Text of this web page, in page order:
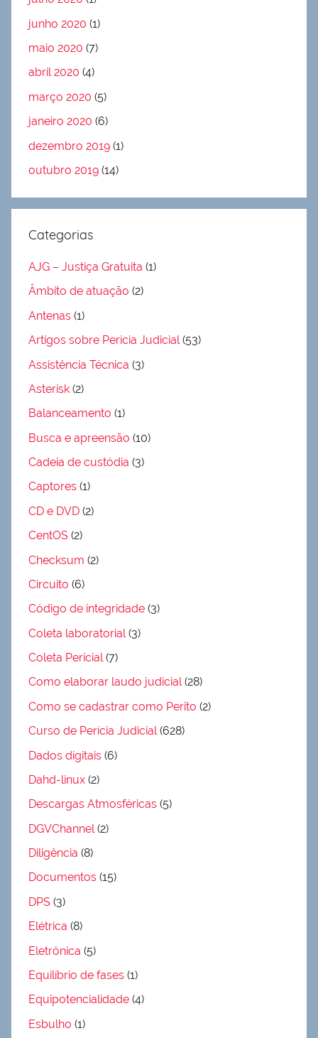
junho 2020 (1)
maio 2020 (7)
abril 2020 (4)
março 2020 (5)
janeiro 2020 (6)
dezembro 2019 (1)
outubro 2019 (14)
Categorias
AJG – Justiça Gratuita (1)
Âmbito de atuação (2)
Antenas (1)
Artigos sobre Perícia Judicial(53)
Assistência Técnica (3)
Asterisk (2)
Balanceamento (1)
Busca e apreensão (10)
Cadeia de custódia (3)
Captores (1)
CD e DVD (2)
CentOS (2)
Checksum (2)
Circuito (6)
Código de integridade (3)
Coleta laboratorial (3)
Coleta Pericial(7)
Como elaborar laudo judicial(28)
Como se cadastrar como Perito (2)
Curso de Perícia Judicial(628)
Dados digitais (6)
Dahd-linux (2)
Descargas Atmosféricas (5)
DGVChannel (2)
Diligência (8)
Documentos (15)
DPS (3)
Elétrica (8)
Eletrônica (5)
Equilíbrio de fases (1)
Equipotencialidade (4)
Esbulho (1)